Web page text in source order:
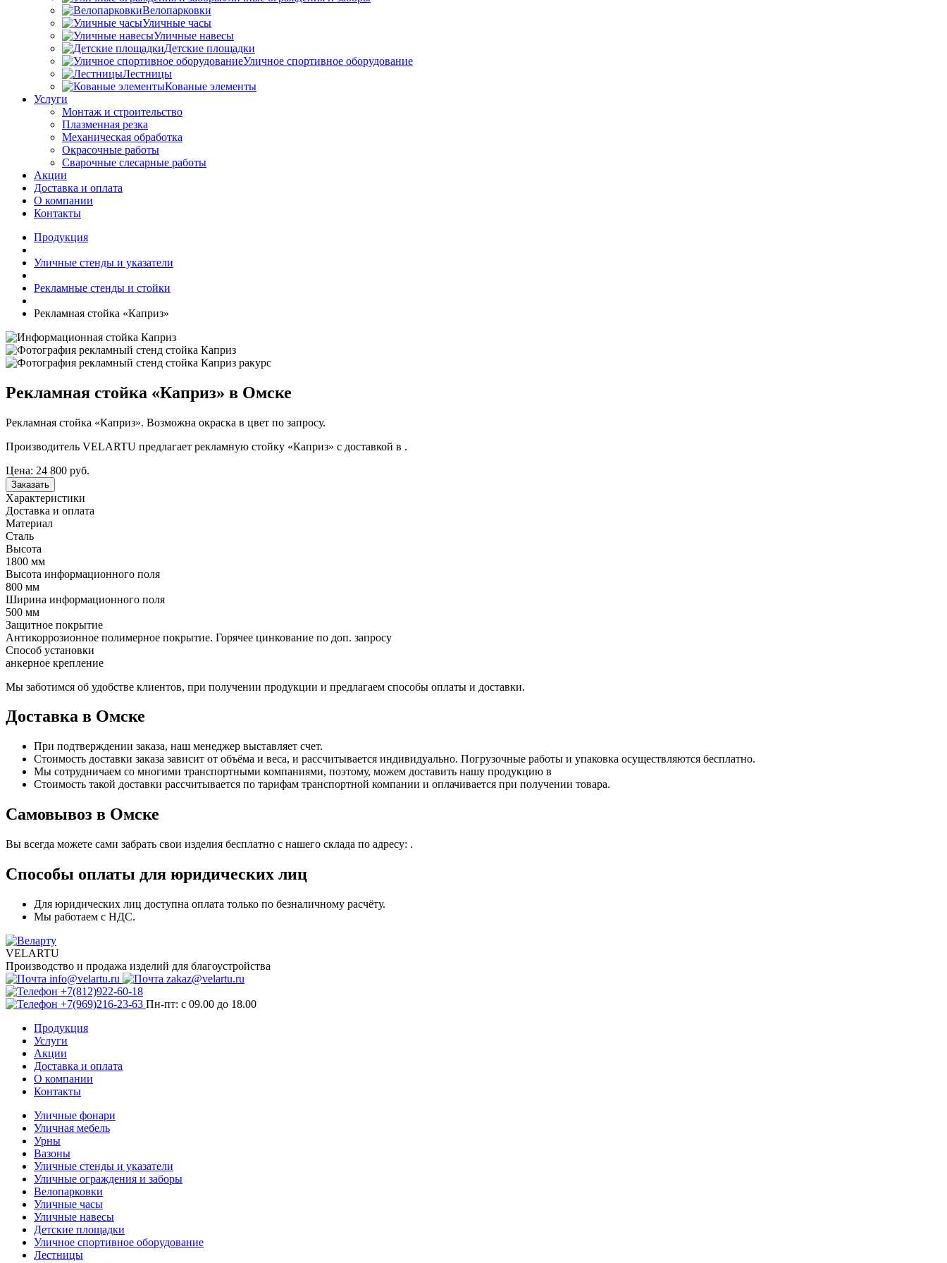
Велопарковки
Уличные часы
Уличные навесы
Детские площадки
Уличное спортивное оборудование
Лестницы
Кованые элементы
Услуги
Монтаж и строительство
Плазменная резка
Механическая обработка
Окрасочные работы
Сварочные слесарные работы
Акции
Доставка и оплата
О компании
Контакты
Продукция
Уличные стенды и указатели
Рекламные стенды и стойки
Рекламная стойка «Каприз»
Рекламная стойка «Каприз» в Омске
Рекламная стойка «Каприз». Возможна окраска в цвет по запросу.
Производитель VELARTU предлагает рекламную стойку «Каприз» с доставкой в .
Цена: 24 800 руб.
Заказать
Характеристики
Доставка и оплата
Материал
Сталь
Высота
1800 мм
Высота информационного поля
800 мм
Ширина информационного поля
500 мм
Защитное покрытие
Антикоррозионное полимерное покрытие. Горячее цинкование по доп. запросу
Способ установки
анкерное крепление
Мы заботимся об удобстве клиентов, при получении продукции и предлагаем способы оплаты и доставки.
Доставка в Омске
При подтверждении заказа, наш менеджер выставляет счет.
Стоимость доставки заказа зависит от объёма и веса, и рассчитывается индивидуально. Погрузочные работы и упаковка осуществляются бесплатно.
Мы сотрудничаем со многими транспортными компаниями, поэтому, можем доставить нашу продукцию в
Стоимость такой доставки рассчитывается по тарифам транспортной компании и оплачивается при получении товара.
Самовывоз в Омске
Вы всегда можете сами забрать свои изделия бесплатно с нашего склада по адресу: .
Способы оплаты для юридических лиц
Для юридических лиц доступна оплата только по безналичному расчёту.
Мы работаем с НДС.
VELARTU
Производство и продажа изделий для благоустройства
info@velartu.ru
zakaz@velartu.ru
+7(812)922-60-18
+7(969)216-23-63 Пн-пт: с 09.00 до 18.00
Продукция
Услуги
Акции
Доставка и оплата
О компании
Контакты
Уличные фонари
Уличная мебель
Урны
Вазоны
Уличные стенды и указатели
Уличные ограждения и заборы
Велопарковки
Уличные часы
Уличные навесы
Детские площадки
Уличное спортивное оборудование
Лестницы